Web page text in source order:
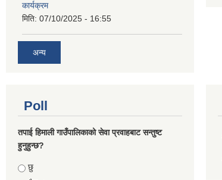
कार्यक्रम
मिति: 07/10/2025 - 16:55
अन्य
Poll
तपाई हिमाली गाउँपालिकाको सेवा प्रवाहबाट सन्तुष्ट
हुनुहुन्छ?
Choices
छु